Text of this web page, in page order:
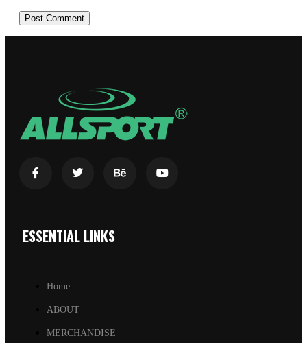
ESSENTIAL LINKS
Home
ABOUT
MERCHANDISE